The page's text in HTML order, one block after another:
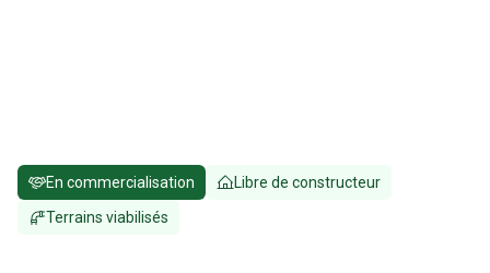
En commercialisation
Libre de constructeur
Terrains viabilisés